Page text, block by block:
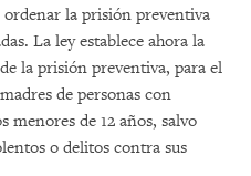
la prisión preventiva
La ley establece ahora la
la prisión preventiva, para el
de personas con
menores de 12 años, salvo
o delitos contra sus